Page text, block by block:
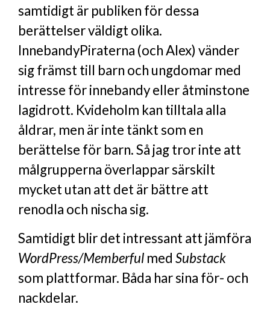
samtidigt är publiken för dessa
berättelser väldigt olika.
InnebandyPiraterna (och Alex) vänder
sig främst till barn och ungdomar med
intresse för innebandy eller åtminstone
lagidrott. Kvideholm kan tilltala alla
åldrar, men är inte tänkt som en
berättelse för barn. Så jag tror inte att
målgrupperna överlappar särskilt
mycket utan att det är bättre att
renodla och nischa sig.
Samtidigt blir det intressant att jämföra
WordPress/Memberful med Substack
som plattformar. Båda har sina för- och
nackdelar.